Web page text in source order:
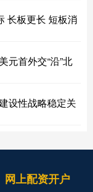
长板更长 短板消
元首外交“沿”北
设性战略稳定关
网上配资开户